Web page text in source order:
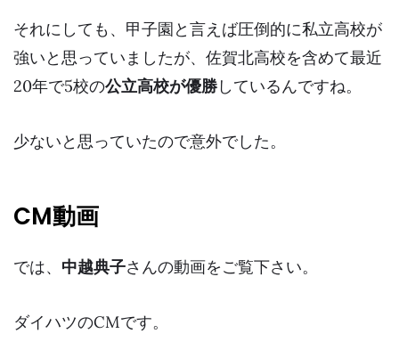
それにしても、甲子園と言えば圧倒的に私立高校が
強いと思っていましたが、佐賀北高校を含めて最近
20年で5校の公立高校が優勝しているんですね。
少ないと思っていたので意外でした。
CM動画
では、 中越典子さんの動画をご覧下さい。
ダイハツのCMです。